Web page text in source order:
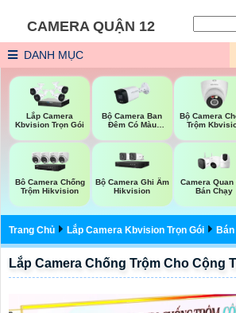
CAMERA QUẬN 12
DANH MỤC
Lắp Camera
Kbvision Trọn Gói
Bộ Camera Ban
Đêm Có Màu
Bộ Camera
Trộm
Bô Camera Chống
Trộm Hikvision
Bộ Camera Ghi Âm
Hikvision
Camera Quan
Bán Chạy
Trang Chủ Lắp Camera Kbvision Trọn Gói
Lắp Camera Chống Trộm Cho Cộng